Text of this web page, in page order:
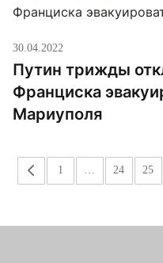
30.04.2022
Путин трижды
Франциска
Мариуполя
« 1 24 25